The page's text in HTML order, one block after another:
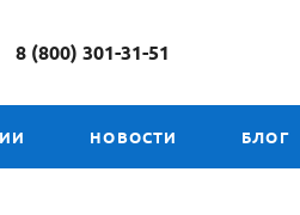
8 (800) 301-31-51
НОВОСТИ БЛОГ